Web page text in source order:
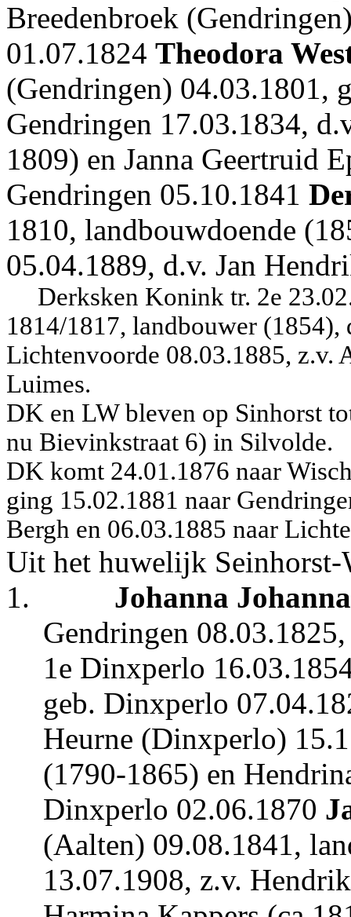
Breedenbroek
01.07.1824 Theodora
(Gendringen) 04.03.1801,
Gendringen 17.03.1834,
1809) en Janna Geertruid
Gendringen 05.10.1841
1810, landbouwdoende
05.04.1889, d.v. Jan
Derksken Konink tr. 2e
1814/1817, landbouwer
Lichtenvoorde 08.03.1885, z.v.
Luimes.
DK en LW bleven op Sinhorst
nu Bievinkstraat 6) in Silvolde.
DK komt 24.01.1876 naar
ging 15.02.1881 naar
Bergh en 06.03.1885 naar
Uit het huwelijk Seinhorst-
1.
Johanna
Gendringen
1e Dinxperlo
geb. Dinxperlo
Heurne (Dinxperlo)
(1790-1865) en
Dinxperlo 02.06.1870
(Aalten) 09.08.1841,
13.07.1908, z.v.